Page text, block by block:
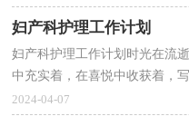
妇产科护理工作计划
妇产科护理工作计划时光在流
中充实着，在喜悦中收获着，
方向哦。好的计划是什么样的
2024-04-07